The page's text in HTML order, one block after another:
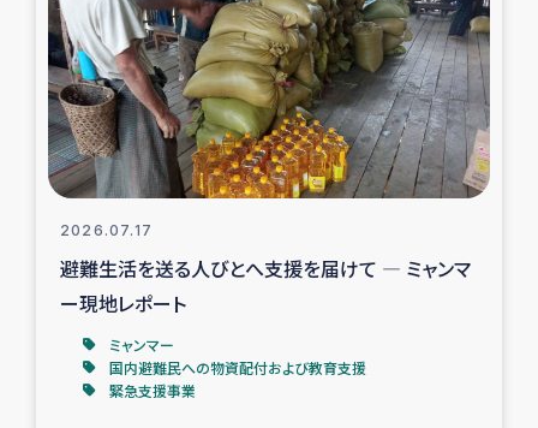
アイナロ県マウベシ郡でのコーヒー畑改善事業
ベイルート大規模爆発被災者支援
女性の生計向上支援
アグロフォレストリー（カカオ）事業
2026.07.17
避難生活を送る人びとへ支援を届けて ― ミャンマ
ー現地レポート
ミャンマー
国内避難民への物資配付および教育支援
緊急支援事業